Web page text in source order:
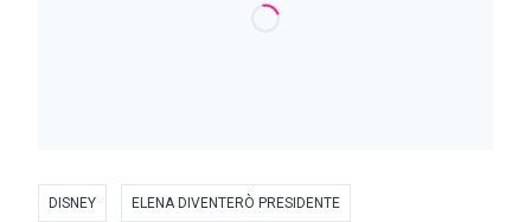
DISNEY ELENA DIVENTERÒ PRESIDENTE